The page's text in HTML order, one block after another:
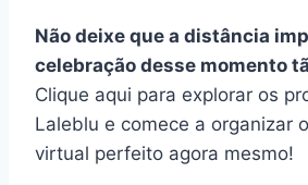
Não deixe que a distância
celebração desse momento
Clique aqui para explorar os
Laleblu e comece a organizar
virtual perfeito agora mesmo!